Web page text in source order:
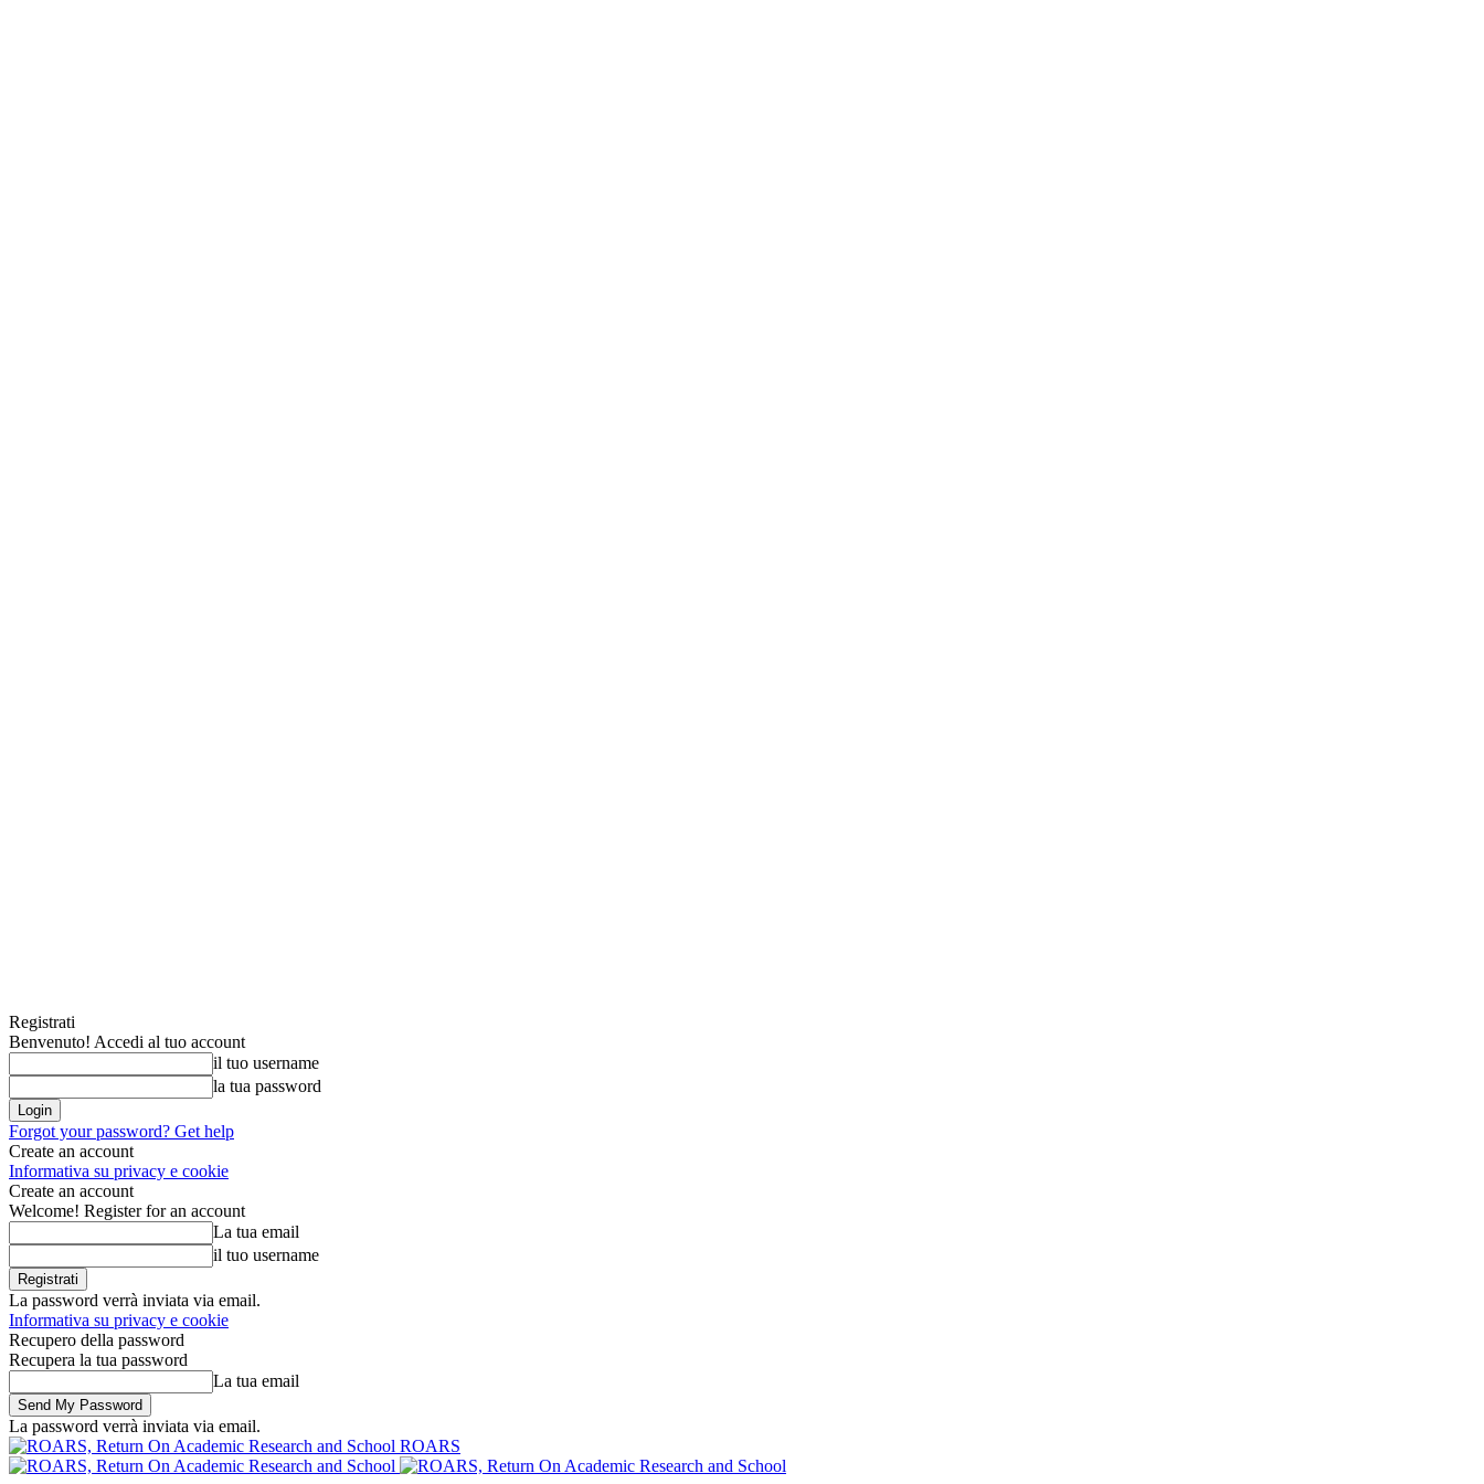
Registrati
Benvenuto! Accedi al tuo account
il tuo username
la tua password
Forgot your password? Get help
Create an account
Informativa su privacy e cookie
Create an account
Welcome! Register for an account
La tua email
il tuo username
La password verrà inviata via email.
Informativa su privacy e cookie
Recupero della password
Recupera la tua password
La tua email
La password verrà inviata via email.
ROARS